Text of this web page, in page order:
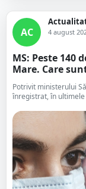
AC 4 august
MS: Peste 140
Mare. Care
Potrivit ministerului
înregistrat, în ultimele